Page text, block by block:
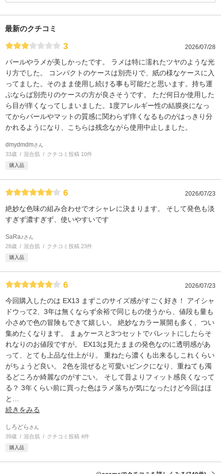
最新のクチコミ
3 2026/07/28
パールやラメが美しかったです。 ラメは特に濡れたツヤのような光
り方でした。 コンパクトのケースは別売りで、紙の様なケースに入
ってました。そのまま使用し続ける事も可能だと思います。持ち運
ぶならば別売りのケースの方が良さそうです。 ただ何日か使用した
ら目が痒くなってしまいました。1度アレルギー性の結膜炎になっ
てからパールやマットの質感に関わらず痒くなるものがはっきり分
かれるようになり、こちらは残念ながら使用中止しました。
dmydmdmさん
33歳 混合肌 クチコミ投稿 10件
購入品
6 2026/07/23
絶妙な色味の組み合わせでオシャレに決まります。 そして発色も淡
すぎず濃すぎず、使いやすいです
SaRa♪さん
28歳 混合肌 クチコミ投稿 23件
購入品
6 2026/07/23
今回購入したのは EX13 まずこのサイズ感がすごく好き！ アイシャ
ドウって2、3年は無くならず余裕で同じもの使うから、値段も量も
小さめで色の冒険もできて嬉しい。 絶妙なカラー展開も多く、つい
集めたくなります。 まぁケースと3つセットでパレットにしたらそ
れなりのお値段ですが。 EX13は見たままの発色なのに透明感があ
って、とても上品な仕上がり。 重ねたら濃くも出来るしこれくらい
がちょうど良い。 2色を混ぜると可愛いピンクになり、重ねても濁
るどころか綺麗なのがすごい。 そして昔よりフィット感良くなって
る？ 3年くらい前に買った色はラメ落ちが気になったけど今回はほ
と
続きをみる
しろどら さん
39歳 混合肌 クチコミ投稿 4件
購入品